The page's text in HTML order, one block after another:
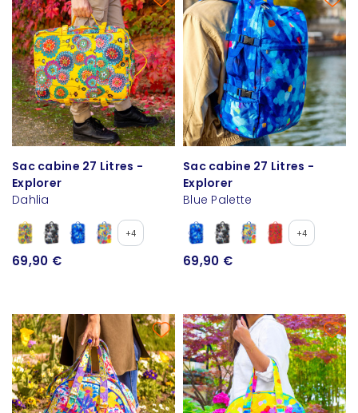
Sac cabine 27 Litres -
Explorer
Dahlia
+4
69,90 €
Sac cabine 27 Litres -
Explorer
Blue Palette
+4
69,90 €